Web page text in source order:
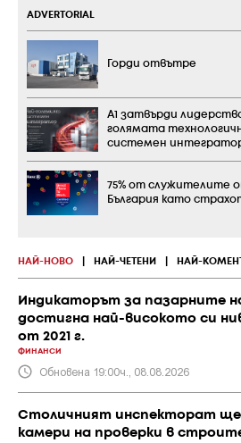
НАЙ-НОВО НАЙ-ЧЕТЕНИ НАЙ-
Индикаторът за пазарните
достигна най-високото си
от 2021 г.
ФИНАНСИ
Обновена 19:00ч., 08.08.2026
Столичният инспекторат ще
камери на проверки в
ADVERTORIAL
Горди отвътре
А1 затвърди
голямата
системен
75% от служителите
България като